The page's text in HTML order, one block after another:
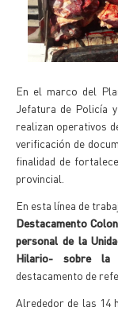
En el marco del
Jefatura de Policía
realizan operativos
verificación de
finalidad de
provincial.
En esta línea de
Destacamento
personal de la
Hilario- sobre
destacamento de
Alrededor de las 14